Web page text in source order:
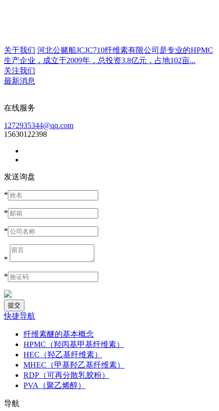
关于我们 河北公赌船JCJC710纤维素有限公司是专业的HPMC
生产企业，成立于2009年，总投资3.8亿元，占地102亩...
关注我们
最新消息
在线服务
1272935344@qq.com
15630122398
发送询盘
*
*
*
*
*
快捷导航
纤维素醚的基本概念
HPMC（羟丙基甲基纤维素）
HEC（羟乙基纤维素）
MHEC（甲基羟乙基纤维素）
RDP（可再分散乳胶粉）
PVA（聚乙烯醇）
导航